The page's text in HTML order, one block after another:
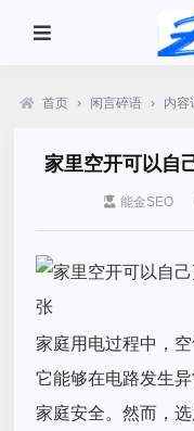
首页 › 闲言碎语 › 内容
家里空开可以自
能金SEO
家庭用电过程中，
它能够在电路发生
家庭安全。然而，